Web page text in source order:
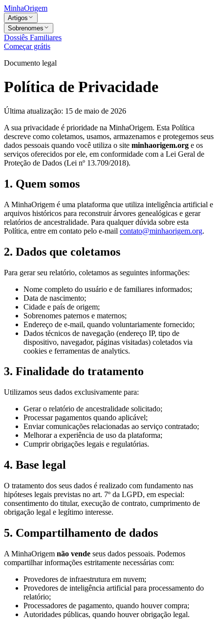
MinhaOrigem
Artigos
Sobrenomes
Dossiês Familiares
Começar grátis
Documento legal
Política de Privacidade
Última atualização: 15 de maio de 2026
A sua privacidade é prioridade na MinhaOrigem. Esta Política
descreve como coletamos, usamos, armazenamos e protegemos seus
dados pessoais quando você utiliza o site minhaorigem.org e os
serviços oferecidos por ele, em conformidade com a Lei Geral de
Proteção de Dados (Lei nº 13.709/2018).
1. Quem somos
A MinhaOrigem é uma plataforma que utiliza inteligência artificial e
arquivos históricos para reconstruir árvores genealógicas e gerar
relatórios de ancestralidade. Para qualquer dúvida sobre esta
Política, entre em contato pelo e-mail contato@minhaorigem.org.
2. Dados que coletamos
Para gerar seu relatório, coletamos as seguintes informações:
Nome completo do usuário e de familiares informados;
Data de nascimento;
Cidade e país de origem;
Sobrenomes paternos e maternos;
Endereço de e-mail, quando voluntariamente fornecido;
Dados técnicos de navegação (endereço IP, tipo de
dispositivo, navegador, páginas visitadas) coletados via
cookies e ferramentas de analytics.
3. Finalidade do tratamento
Utilizamos seus dados exclusivamente para:
Gerar o relatório de ancestralidade solicitado;
Processar pagamentos quando aplicável;
Enviar comunicações relacionadas ao serviço contratado;
Melhorar a experiência de uso da plataforma;
Cumprir obrigações legais e regulatórias.
4. Base legal
O tratamento dos seus dados é realizado com fundamento nas
hipóteses legais previstas no art. 7º da LGPD, em especial:
consentimento do titular, execução de contrato, cumprimento de
obrigação legal e legítimo interesse.
5. Compartilhamento de dados
A MinhaOrigem não vende seus dados pessoais. Podemos
compartilhar informações estritamente necessárias com:
Provedores de infraestrutura em nuvem;
Provedores de inteligência artificial para processamento do
relatório;
Processadores de pagamento, quando houver compra;
Autoridades públicas, quando houver obrigação legal.